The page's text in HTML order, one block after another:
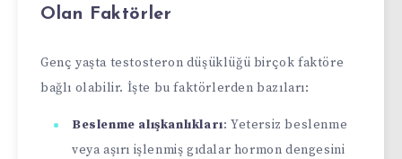
Olan Faktörler
Genç yaşta testosteron düşüklüğü birçok faktöre
bağlı olabilir. İşte bu faktörlerden bazıları:
Beslenme alışkanlıkları: Yetersiz beslenme
veya aşırı işlenmiş gıdalar hormon dengesini